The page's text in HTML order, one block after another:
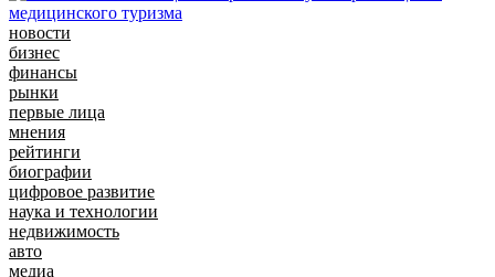
новости
бизнес
финансы
рынки
первые лица
мнения
рейтинги
биографии
цифровое развитие
наука и технологии
недвижимость
авто
медиа